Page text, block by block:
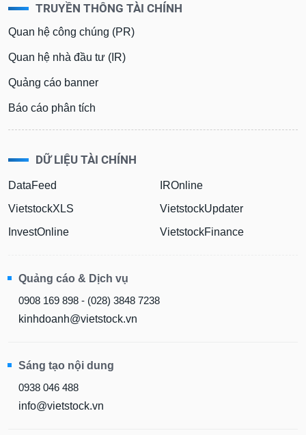
TRUYỀN THÔNG TÀI CHÍNH
Quan hệ công chúng (PR)
Quan hệ nhà đầu tư (IR)
Quảng cáo banner
Báo cáo phân tích
DỮ LIỆU TÀI CHÍNH
DataFeed
VietstockXLS
InvestOnline
IROnline
VietstockUpdater
VietstockFinance
Quảng cáo & Dịch vụ
0908 169 898 - (028) 3848 7238
kinhdoanh@vietstock.vn
Sáng tạo nội dung
0938 046 488
info@vietstock.vn
viết
của
tác
giả
(-)
Báo
phân
(-)
Thuật
ngữ
Dịch
vụ
(-)
Đào